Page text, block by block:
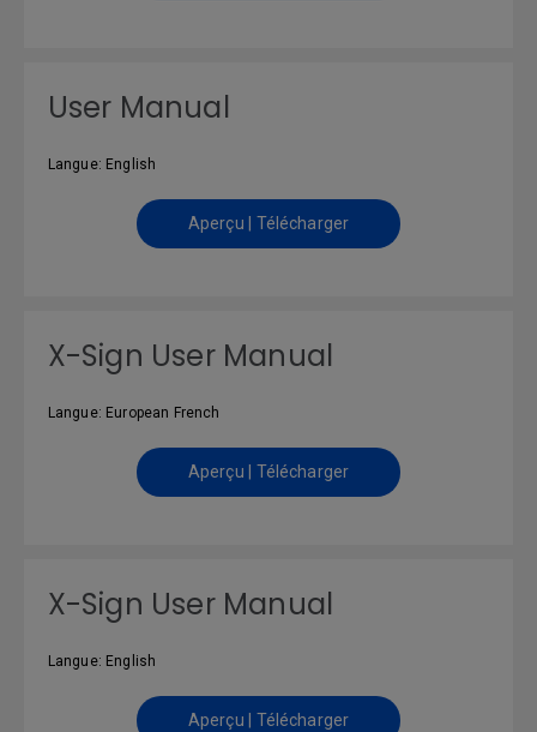
User Manual
Langue: English
Aperçu | Télécharger
X-Sign User Manual
Langue: European French
Aperçu | Télécharger
X-Sign User Manual
Langue: English
Aperçu | Télécharger